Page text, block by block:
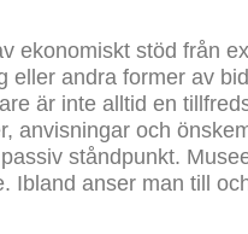
ekonomiskt stöd från
eller andra former av
är inte alltid en
anvisningar och
ståndpunkt.
Ibland anser man till